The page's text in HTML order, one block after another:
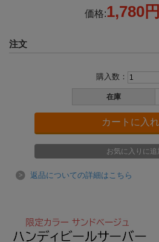
価格:1,780円
注文
購入数：
在庫
返品についての詳細はこちら